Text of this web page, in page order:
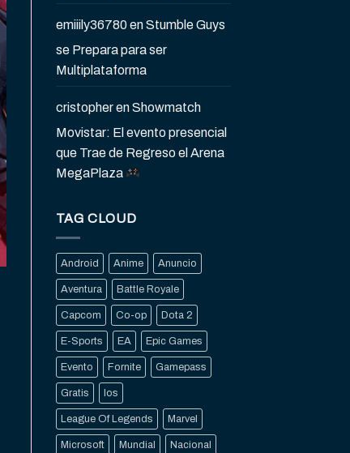
emiiily36780enStumble Guys
se Prepara para ser
Multiplataforma
cristopherenShowmatch
Movistar: El evento presencial
que Trae de Regreso el Arena
MegaPlaza
TAG CLOUD
Android Anime Anuncio
Aventura Battle Royale
Capcom Co-op Dota 2
E-Sports EA Epic Games
Evento Fornite Gamepass
Gratis Ios
League Of Legends Marvel
Microsoft Mundial Nacional